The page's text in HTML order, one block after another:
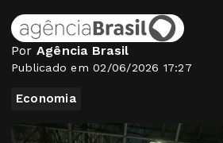
Por Agência Brasil
Publicado em 02/06/2026 17:27
Economia